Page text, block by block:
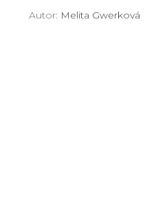
Autor: Melita Gwerková